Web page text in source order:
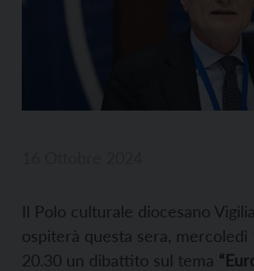
Il Polo culturale diocesano
ospiterà questa sera, mercoledì
20.30 un dibattito sul tema